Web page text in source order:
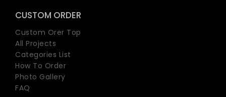
CUSTOM ORDER
Custom Orer Top
All Projects
Categories List
How To Order
Photo Gallery
FAQ